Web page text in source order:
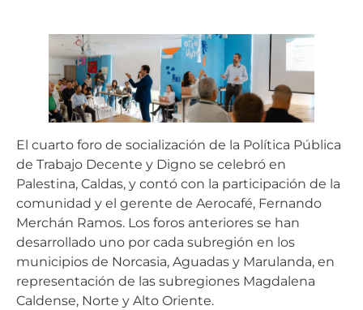
El cuarto foro de socialización de la Política Pública
de Trabajo Decente y Digno se celebró en
Palestina, Caldas, y contó con la participación de la
comunidad y el gerente de Aerocafé, Fernando
Merchán Ramos. Los foros anteriores se han
desarrollado uno por cada subregión en los
municipios de Norcasia, Aguadas y Marulanda, en
representación de las subregiones Magdalena
Caldense, Norte y Alto Oriente.